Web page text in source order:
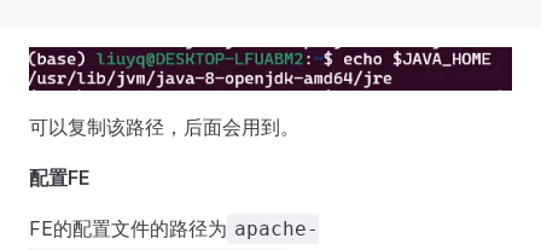
可以复制该路径，后面会用到。
配置FE
FE的配置文件的路径为 apache-